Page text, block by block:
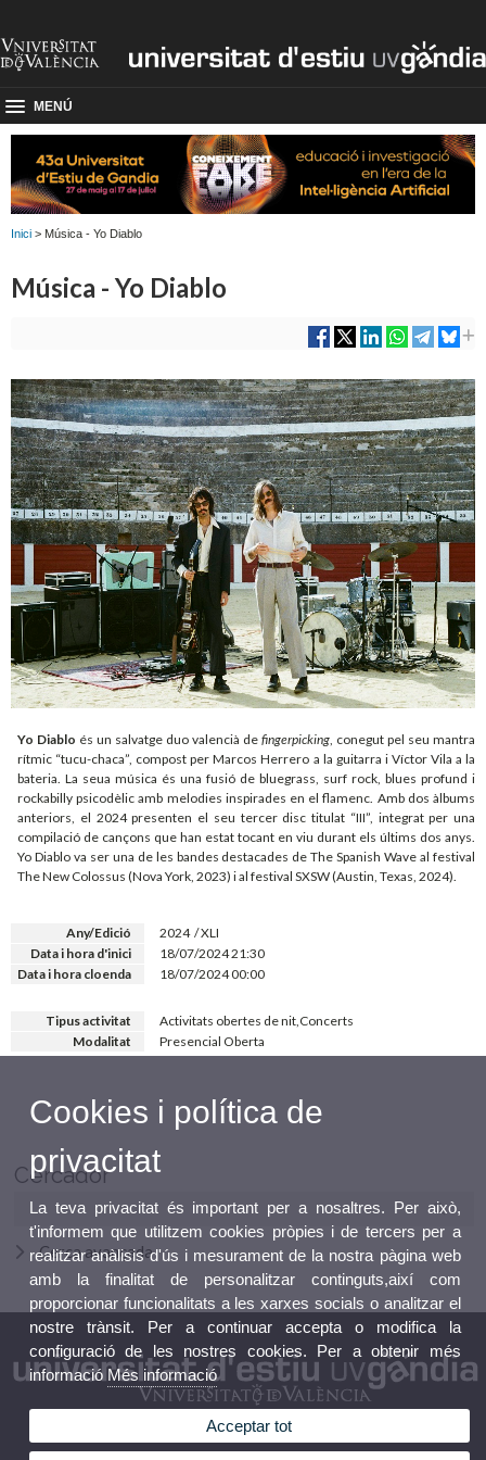
MENÚ
Inici > Música - Yo Diablo
Música - Yo Diablo
Yo Diablo és un salvatge duo valencià defingerpicking, conegut pel seu mantra
rítmic “tucu-chaca”, compost per Marcos Herrero a la guitarra i Víctor Vila a la
bateria. La seua música és una fusió de bluegrass, surf rock, blues profund i
rockabilly psicodèlic amb melodies inspirades en el flamenc. Amb dos àlbums
anteriors, el 2024 presenten el seu tercer disc titulat “III”, integrat per una
compilació de cançons que han estat tocant en viu durant els últims dos anys.
Yo Diablo va ser una de les bandes destacades de The Spanish Wave al festival
The New Colossus (Nova York, 2023) i al festival SXSW (Austin, Texas, 2024).
Any/Edició
2024 / XLI
Data i hora d'inici
18/07/2024 21:30
Data i hora cloenda
18/07/2024 00:00
Tipus activitat
Activitats obertes de nit,Concerts
Modalitat
Presencial Oberta
Cercador
Cerca avançada
Cookies i política de
privacitat
La teva privacitat és important per a nosaltres. Per això,
t'informem que utilitzem cookies pròpies i de tercers per a
realitzar anàlisis d'ús i mesurament de la nostra pàgina web
amb la finalitat de personalitzar continguts,així com
proporcionar funcionalitats a les xarxes socials o analitzar el
nostre trànsit. Per a continuar accepta o modifica la
configuració de les nostres cookies. Per a obtenir més
informació Més informació
Acceptar tot